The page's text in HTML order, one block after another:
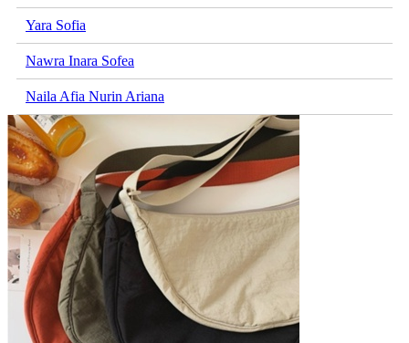
Yara Sofia
Nawra Inara Sofea
Naila Afia Nurin Ariana